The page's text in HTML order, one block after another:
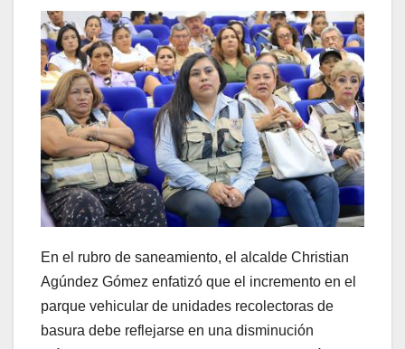
En el rubro de saneamiento, el alcalde Christian
Agúndez Gómez enfatizó que el incremento en el
parque vehicular de unidades recolectoras de
basura debe reflejarse en una disminución